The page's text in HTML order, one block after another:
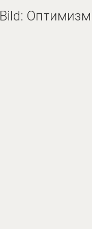
Bild: Оптимизм